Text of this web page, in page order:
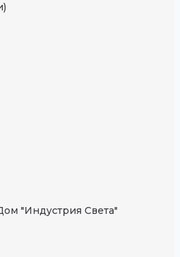
"Индустрия Света"